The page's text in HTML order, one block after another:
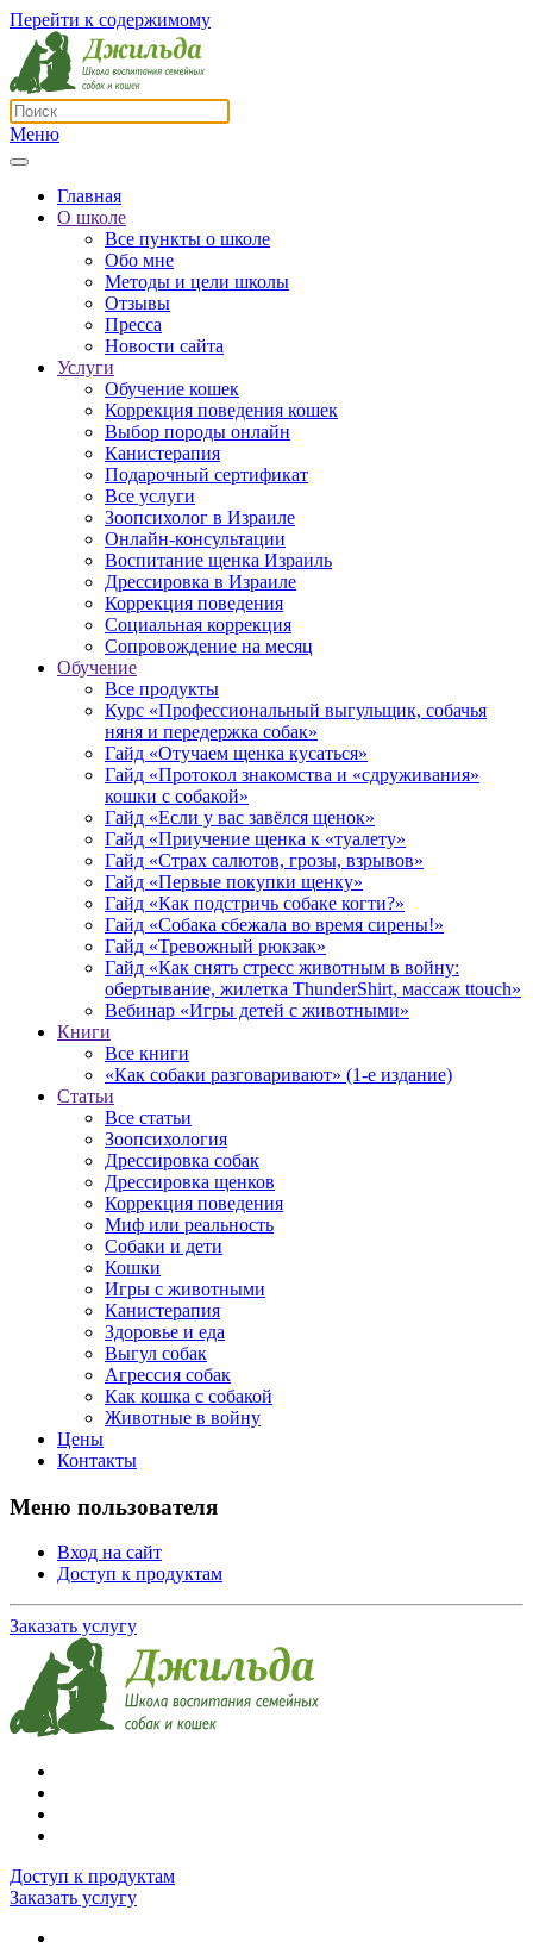
Перейти к содержимому
Меню
Главная
О школе
Все пункты о школе
Обо мне
Методы и цели школы
Отзывы
Пресса
Новости сайта
Услуги
Обучение кошек
Коррекция поведения кошек
Выбор породы онлайн
Канистерапия
Подарочный сертификат
Все услуги
Зоопсихолог в Израиле
Онлайн-консультации
Воспитание щенка Израиль
Дрессировка в Израиле
Коррекция поведения
Социальная коррекция
Сопровождение на месяц
Обучение
Все продукты
Курс «Профессиональный выгульщик, собачья
няня и передержка собак»
Гайд «Отучаем щенка кусаться»
Гайд «Протокол знакомства и «сдруживания»
кошки с собакой»
Гайд «Если у вас завёлся щенок»
Гайд «Приучение щенка к «туалету»
Гайд «Страх салютов, грозы, взрывов»
Гайд «Первые покупки щенку»
Гайд «Как подстричь собаке когти?»
Гайд «Собака сбежала во время сирены!»
Гайд «Тревожный рюкзак»
Гайд «Как снять стресс животным в войну:
обертывание, жилетка ThunderShirt, массаж ttouch»
Вебинар «Игры детей с животными»
Книги
Все книги
«Как собаки разговаривают» (1-е издание)
Статьи
Все статьи
Зоопсихология
Дрессировка собак
Дрессировка щенков
Коррекция поведения
Миф или реальность
Собаки и дети
Кошки
Игры с животными
Канистерапия
Здоровье и еда
Выгул собак
Агрессия собак
Как кошка с собакой
Животные в войну
Цены
Контакты
Меню пользователя
Вход на сайт
Доступ к продуктам
Заказать услугу
Доступ к продуктам
Заказать услугу